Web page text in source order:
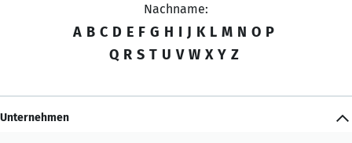
Nachname:
A B C D E F G H I J K L M N O P
Q R S T U V W X Y Z
Unternehmen